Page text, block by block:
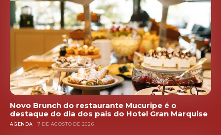
Novo Brunch do restaurante Mucuripe é o
destaque do dia dos pais do Hotel Gran Marquise
AGENDA 7 DE AGOSTO DE 2026